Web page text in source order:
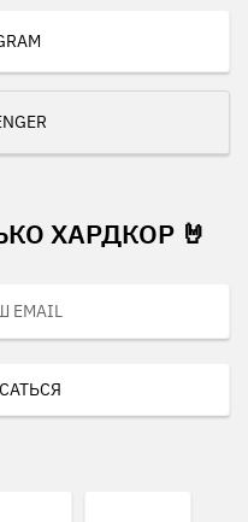
ХАРДКОР 🤘